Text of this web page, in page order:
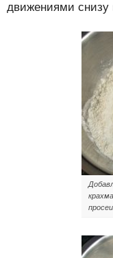
движениями снизу